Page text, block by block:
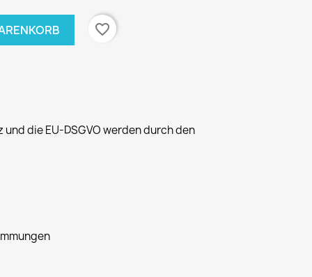
favorite_border
die EU-DSGVO werden durch den